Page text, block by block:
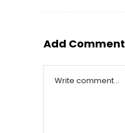
Add Comment